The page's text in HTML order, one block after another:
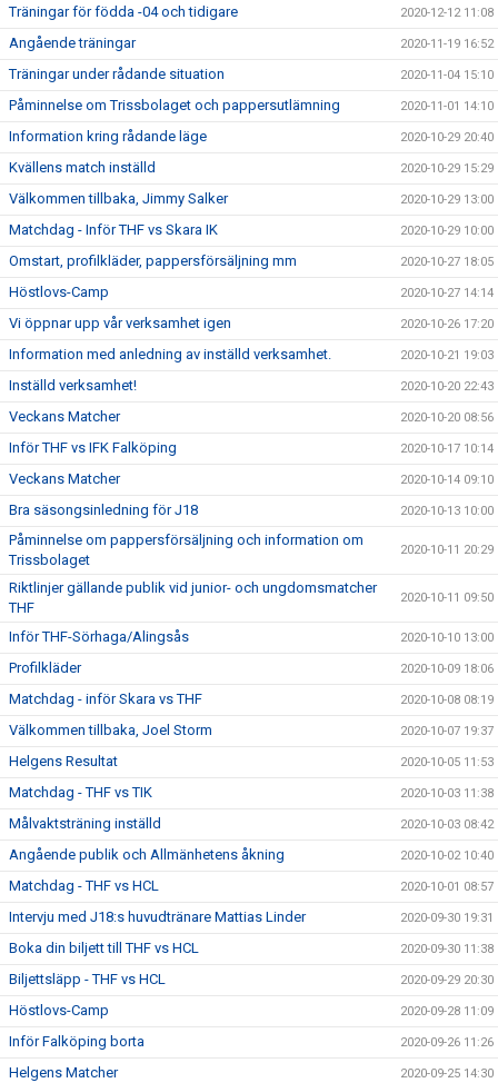
Träningar för födda -04 och tidigare 2020-12-12 11:08
Angående träningar 2020-11-19 16:52
Träningar under rådande situation 2020-11-04 15:10
Påminnelse om Trissbolaget och pappersutlämning 2020-11-01 14:10
Information kring rådande läge 2020-10-29 20:40
Kvällens match inställd 2020-10-29 15:29
Välkommen tillbaka, Jimmy Salker 2020-10-29 13:00
Matchdag - Inför THF vs Skara IK 2020-10-29 10:00
Omstart, profilkläder, pappersförsäljning mm 2020-10-27 18:05
Höstlovs-Camp 2020-10-27 14:14
Vi öppnar upp vår verksamhet igen 2020-10-26 17:20
Information med anledning av inställd verksamhet. 2020-10-21 19:03
Inställd verksamhet! 2020-10-20 22:43
Veckans Matcher 2020-10-20 08:56
Inför THF vs IFK Falköping 2020-10-17 10:14
Veckans Matcher 2020-10-14 09:10
Bra säsongsinledning för J18 2020-10-13 10:00
Påminnelse om pappersförsäljning och information om
Trissbolaget
2020-10-11 20:29
Riktlinjer gällande publik vid junior- och ungdomsmatcher
THF
2020-10-11 09:50
Inför THF-Sörhaga/Alingsås 2020-10-10 13:00
Profilkläder 2020-10-09 18:06
Matchdag - inför Skara vs THF 2020-10-08 08:19
Välkommen tillbaka, Joel Storm 2020-10-07 19:37
Helgens Resultat 2020-10-05 11:53
Matchdag - THF vs TIK 2020-10-03 11:38
Målvaktsträning inställd 2020-10-03 08:42
Angående publik och Allmänhetens åkning 2020-10-02 10:40
Matchdag - THF vs HCL 2020-10-01 08:57
Intervju med J18:s huvudtränare Mattias Linder 2020-09-30 19:31
Boka din biljett till THF vs HCL 2020-09-30 11:38
Biljettsläpp - THF vs HCL 2020-09-29 20:30
Höstlovs-Camp 2020-09-28 11:09
Inför Falköping borta 2020-09-26 11:26
Helgens Matcher 2020-09-25 14:30